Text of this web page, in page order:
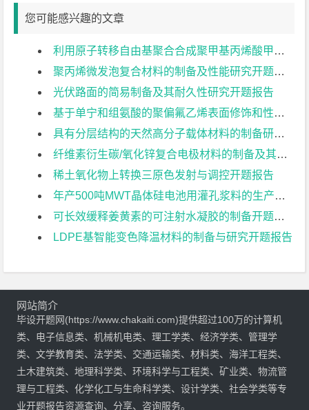
您可能感兴趣的文章
利用原子转移自由基聚合合成聚甲基丙烯酸甲酯开题报告
聚丙烯微发泡复合材料的制备及性能研究开题报告
光伏路面的简易制备及其耐久性研究开题报告
基于单宁和组氨酸的聚偏氟乙烯表面修饰和性能研究开题报告
具有分层结构的天然高分子载体材料的制备研究开题报告
纤维素衍生碳/氧化锌复合电极材料的制备及其电化学性能研究开题报告
稀土氧化物上转换三原色发射与调控开题报告
年产500吨MWT晶体硅电池用灌孔浆料的生产设计开题报告
可长效缓释姜黄素的可注射水凝胶的制备开题报告
LDPE基智能变色降温材料的制备与研究开题报告
网站简介
毕设开题网(https://www.chakaiti.com)提供超过100万的计算机
类、电子信息类、机械机电类、理工学类、经济学类、管理学
类、文学教育类、法学类、交通运输类、材料类、海洋工程类、
土木建筑类、地理科学类、环境科学与工程类、矿业类、物流管
理与工程类、化学化工与生命科学类、设计学类、社会学类等专
业开题报告资源查询、分享、咨询服务。